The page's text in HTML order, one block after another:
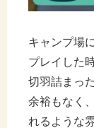
キャンプ場
プレイした
切羽詰まっ
余裕もなく
れるような